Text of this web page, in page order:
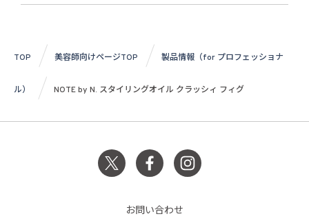
TOP 美容師向けページTOP 製品情報（for プロフェッショナ
ル） NOTE by N. スタイリングオイル クラッシィ フィグ
お問い合わせ